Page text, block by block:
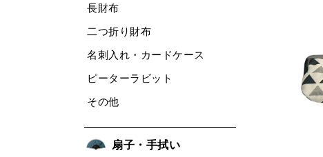
長財布
二つ折り財布
名刺入れ・カードケース
ピーターラビット
その他
扇子・手拭い